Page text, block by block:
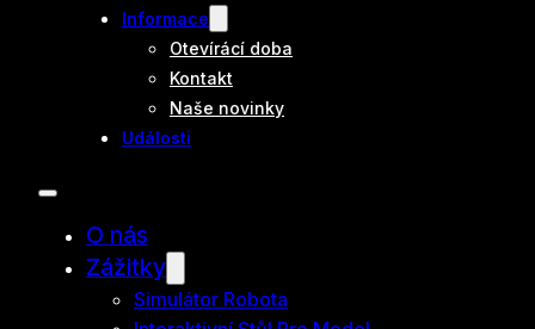
Informace
Otevírácí doba
Kontakt
Naše novinky
Události
O nás
Zážitky
Simulátor Robota